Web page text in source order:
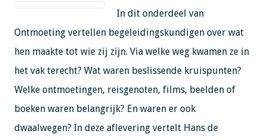
In dit onderdeel van
Ontmoeting vertellen begeleidingskundigen over wat
hen maakte tot wie zij zijn. Via welke weg kwamen ze in
het vak terecht? Wat waren beslissende kruispunten?
Welke ontmoetingen, reisgenoten, films, beelden of
boeken waren belangrijk? En waren er ook
dwaalwegen? In deze aflevering vertelt Hans de